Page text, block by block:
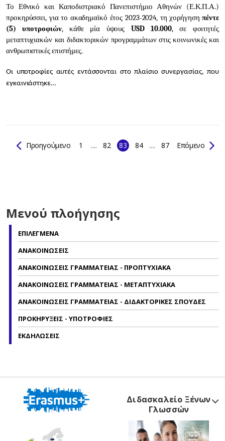
Το Εθνικό και Καποδιστριακό Πανεπιστήμιο Αθηνών (Ε.Κ.Π.Α.)
προκηρύσσει, για το ακαδημαϊκό έτος 2023-2024, τη χορήγησηπέντε
(5) υποτροφιών, κάθε μία ύψους USD 10.000, σε φοιτητές
μεταπτυχιακών και διδακτορικών προγραμμάτων στις κοινωνικές και
ανθρωπιστικές επιστήμες.
Οι υποτροφίες αυτές εντάσσονται στο πλαίσιο συνεργασίας, που
εγκαινιάστηκε…
Προηγούμενο 1 .... 82 83 84 .... 87 Επόμενο
Μενού πλοήγησης
ΕΠΙΛΕΓΜΕΝΑ
ΑΝΑΚΟΙΝΩΣΕΙΣ
ΑΝΑΚΟΙΝΩΣΕΙΣ ΓΡΑΜΜΑΤΕΙΑΣ - ΠΡΟΠΤΥΧΙΑΚΑ
ΑΝΑΚΟΙΝΩΣΕΙΣ ΓΡΑΜΜΑΤΕΙΑΣ - ΜΕΤΑΠΤΥΧΙΑΚΑ
ΑΝΑΚΟΙΝΩΣΕΙΣ ΓΡΑΜΜΑΤΕΙΑΣ - ΔΙΔΑΚΤΟΡΙΚΕΣ ΣΠΟΥΔΕΣ
ΠΡΟΚΗΡΥΞΕΙΣ - ΥΠΟΤΡΟΦΙΕΣ
ΕΚΔΗΛΩΣΕΙΣ
Διδασκαλείο Ξένων
Γλωσσών